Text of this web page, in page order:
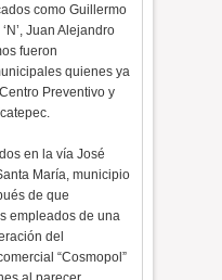
como Guillermo
‘N’, Juan Alejandro
fueron
quienes ya
Preventivo y
en la vía José
María, municipio
de que
empleados de una
del
“Cosmopol”